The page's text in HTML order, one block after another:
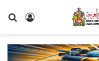
تسجيل